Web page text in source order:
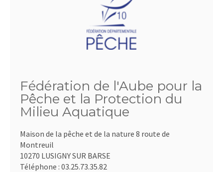
Fédération de l'Aube pour la
Pêche et la Protection du
Milieu Aquatique
Maison de la pêche et de la nature 8 route de
Montreuil
10270 LUSIGNY SUR BARSE
Téléphone : 03.25.73.35.82